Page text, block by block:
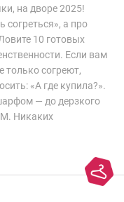
на дворе 2025!
согреться», а про
10 готовых
Если вам
только согреют,
«А где купила?».
— до дерзкого
Никаких